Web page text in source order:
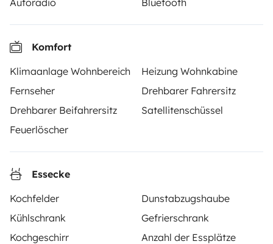
Autoradio
Bluetooth
Komfort
Klimaanlage Wohnbereich
Heizung Wohnkabine
Fernseher
Drehbarer Fahrersitz
Drehbarer Beifahrersitz
Satellitenschüssel
Feuerlöscher
Essecke
Kochfelder
Dunstabzugshaube
Kühlschrank
Gefrierschrank
Kochgeschirr
Anzahl der Essplätze
und bieten eine schlüsselfertige Lösung für Menschen,
Note 4.55/5 von 208 Kundenbewertungen auf Trusted
Shops
Instagram
X PinterestFacebook
WOHNMOBIL MIETEN
Wie funktionierts?
Wohnmobil mieten
Deine ersten Schritte mit dem Wohnmobil